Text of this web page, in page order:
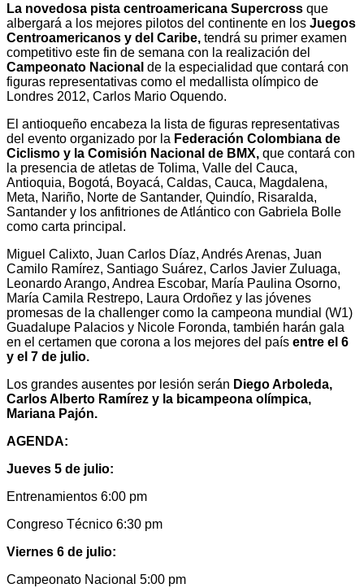
La novedosa pista centroamericana Supercross que
albergará a los mejores pilotos del continente en los Juegos
Centroamericanos y del Caribe, tendrá su primer examen
competitivo este fin de semana con la realización del
Campeonato Nacional de la especialidad que contará con
figuras representativas como el medallista olímpico de
Londres 2012, Carlos Mario Oquendo.
El antioqueño encabeza la lista de figuras representativas
del evento organizado por la Federación Colombiana de
Ciclismo y la Comisión Nacional de BMX, que contará con
la presencia de atletas de Tolima, Valle del Cauca,
Antioquia, Bogotá, Boyacá, Caldas, Cauca, Magdalena,
Meta, Nariño, Norte de Santander, Quindío, Risaralda,
Santander y los anfitriones de Atlántico con Gabriela Bolle
como carta principal.
Miguel Calixto, Juan Carlos Díaz, Andrés Arenas, Juan
Camilo Ramírez, Santiago Suárez, Carlos Javier Zuluaga,
Leonardo Arango, Andrea Escobar, María Paulina Osorno,
María Camila Restrepo, Laura Ordoñez y las jóvenes
promesas de la challenger como la campeona mundial (W1)
Guadalupe Palacios y Nicole Foronda, también harán gala
en el certamen que corona a los mejores del país entre el 6
y el 7 de julio.
Los grandes ausentes por lesión serán Diego Arboleda,
Carlos Alberto Ramírez y la bicampeona olímpica,
Mariana Pajón.
AGENDA:
Jueves 5 de julio:
Entrenamientos 6:00 pm
Congreso Técnico 6:30 pm
Viernes 6 de julio:
Campeonato Nacional 5:00 pm